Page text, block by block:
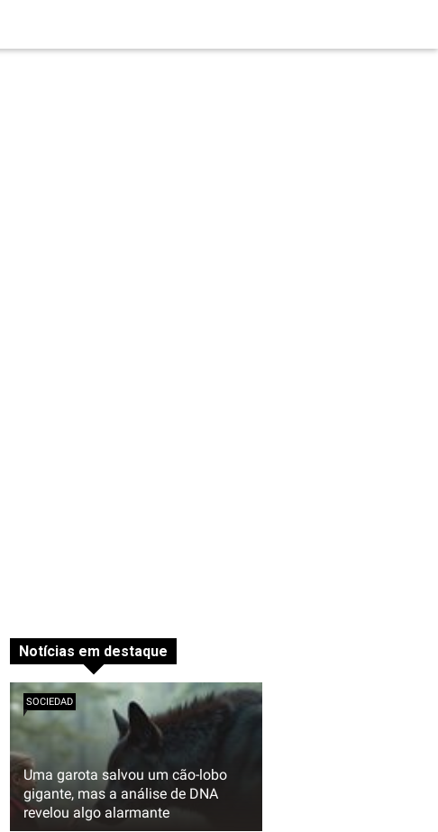
Notícias em destaque
Uma garota salvou um cão-lobo
gigante, mas a análise de DNA
revelou algo alarmante
SOCIEDAD